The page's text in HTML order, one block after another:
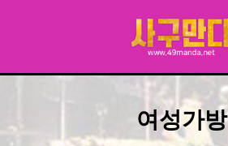
여성가방